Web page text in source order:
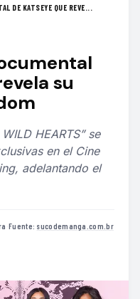
DE KATSEYE QUE REVE...
su
HEARTS” se
en el Cine
adelantando el
·Fuente: sucodemanga.com.br